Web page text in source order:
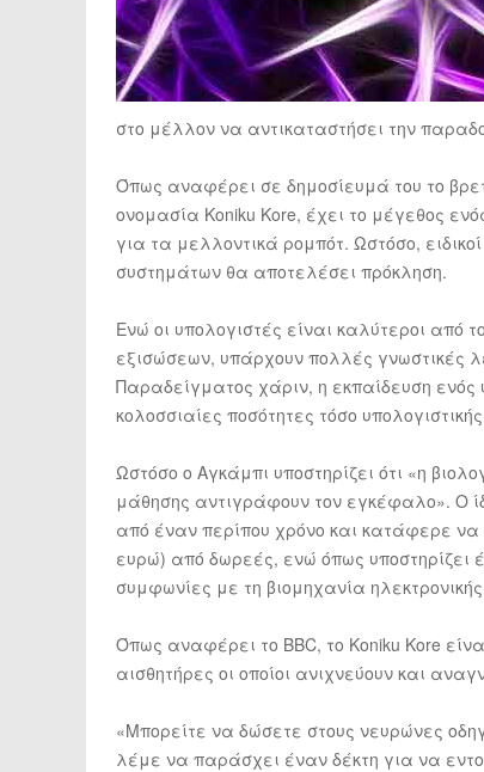
στο μέλλον να αντικαταστήσει την
Όπως αναφέρει σε δημοσίευμά του το
ονομασία Koniku Kore, έχει το μέγεθος
για τα μελλοντικά ρομπότ. Ωστόσο,
συστημάτων θα αποτελέσει πρόκληση.
Ενώ οι υπολογιστές είναι καλύτεροι από
εξισώσεων, υπάρχουν πολλές γνωστικές
Παραδείγματος χάριν, η εκπαίδευση
κολοσσιαίες ποσότητες τόσο
Ωστόσο ο Αγκάμπι υποστηρίζει ότι «η
μάθησης αντιγράφουν τον εγκέφαλο». Ο
από έναν περίπου χρόνο και κατάφερε να
ευρώ) από δωρεές, ενώ όπως υποστηρίζει
συμφωνίες με τη βιομηχανία
Όπως αναφέρει το BBC, το Koniku Kore
αισθητήρες οι οποίοι ανιχνεύουν και
«Μπορείτε να δώσετε στους νευρώνες
λέμε να παράσχει έναν δέκτη για να